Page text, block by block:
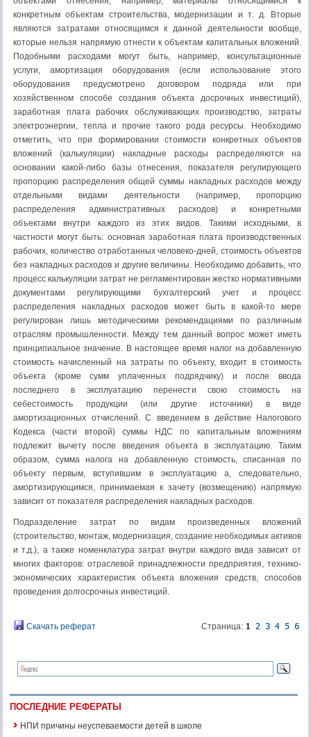
конкретным объектам строительства, модернизации и т. д. Вторые
являются затратами относящимся к данной деятельности вообще,
которые нельзя напрямую отнести к объектам капитальных вложений.
Подобными расходами могут быть, например, консультационные
услуги, амортизация оборудования (если использование этого
оборудования предусмотрено договором подряда или при
хозяйственном способе создания объекта досрочных инвестиций),
заработная плата рабочих обслуживающих производство, затраты
электроэнергии, тепла и прочие такого рода ресурсы. Необходимо
отметить, что при формировании стоимости конкретных объектов
вложений (калькуляции) накладные расходы распределяются на
основании какой-либо базы отнесения, показателя регулирующего
пропорцию распределения общей суммы накладных расходов между
отдельными видами деятельности (например, пропорцию
распределения административных расходов) и конкретными
объектами внутри каждого из этих видов. Такими исходными, в
частности могут быть: основная заработная плата производственных
рабочих, количество отработанных человеко-дней, стоимость объектов
без накладных расходов и другие величины. Необходимо добавить, что
процесс калькуляции затрат не регламентирован жестко нормативными
документами регулирующими бухгалтерский учет и процесс
распределения накладных расходов может быть в какой-то мере
регулирован лишь методическими рекомендациями по различным
отраслям промышленности. Между тем данный вопрос может иметь
принципиальное значение. В настоящее время налог на добавленную
стоимость начисленный на затраты по объекту, входит в стоимость
объекта (кроме сумм уплаченных подрядчику) и после ввода
последнего в эксплуатацию перенести свою стоимость на
себестоимость продукции (или другие источники) в виде
амортизационных отчислений. С введением в действие Налогового
Кодекса (части второй) суммы НДС по капитальным вложениям
подлежит вычету после введения объекта в эксплуатацию. Таким
образом, сумма налога на добавленную стоимость, списанная по
объекту первым, вступившим в эксплуатацию а, следовательно,
амортизирующимся, принимаемая к зачету (возмещению) напрямую
зависит от показателя распределения накладных расходов.
Подразделение затрат по видам произведенных вложений
(строительство, монтаж, модернизация, создание необходимых активов
и т.д.), а также номенклатура затрат внутри каждого вида зависит от
многих факторов: отраслевой принадлежности предприятия, технико-
экономических характеристик объекта вложения средств, способов
проведения долгосрочных инвестиций.
Скачать реферат Страница:
ПОСЛЕДНИЕ РЕФЕРАТЫ
НПИ причины неуспеваемости детей в школе